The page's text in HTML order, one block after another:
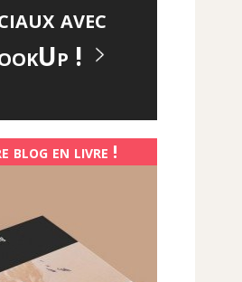
avec
!
blog en livre !